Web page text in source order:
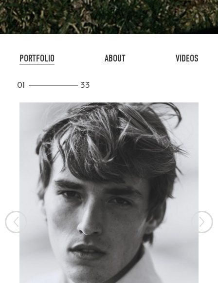
PORTFOLIO ABOUT VIDEOS
01 33